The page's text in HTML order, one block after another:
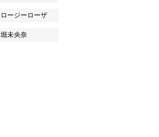
ロージーローザ
堀未央奈